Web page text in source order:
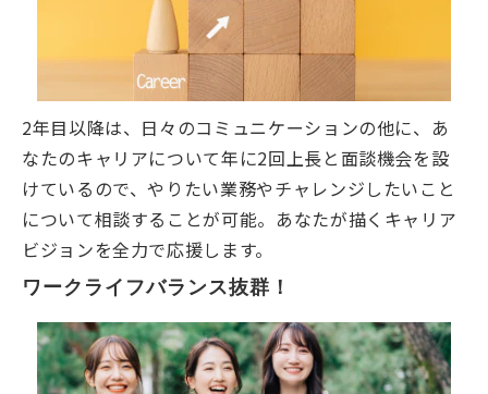
2年目以降は、日々のコミュニケーションの他に、あ
なたのキャリアについて年に2回上長と面談機会を設
けているので、やりたい業務やチャレンジしたいこと
について相談することが可能。あなたが描くキャリア
ビジョンを全力で応援します。
ワークライフバランス抜群！